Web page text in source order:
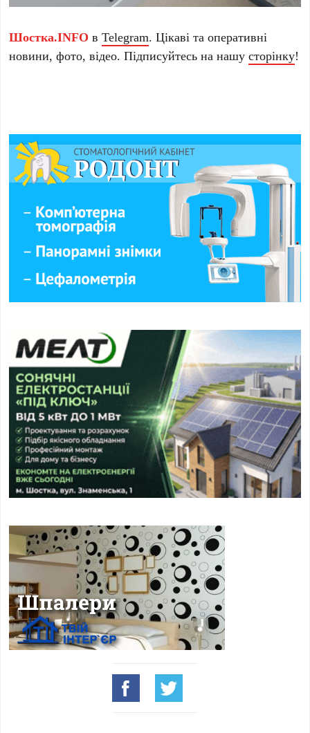
Шостка.INFO вTelegram. Цікаві та оперативні
новини, фото, відео. Підписуйтесь на нашусторінку!